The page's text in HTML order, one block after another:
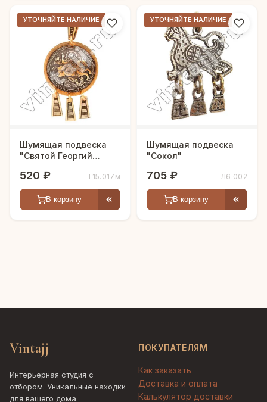
УТОЧНЯЙТЕ НАЛИЧИЕ
Шумящая подвеска
"Святой Георгий
520 ₽ Т15.017м
В корзину
УТОЧНЯЙТЕ НАЛИЧИЕ
Шумящая подвеска
"Сокол"
705 ₽ Л6.002
В корзину
Vintajj
Интерьерная студия с
отбором. Уникальные находки
для вашего дома.
ПОКУПАТЕЛЯМ
Как заказать
Доставка и оплата
Калькулятор доставки